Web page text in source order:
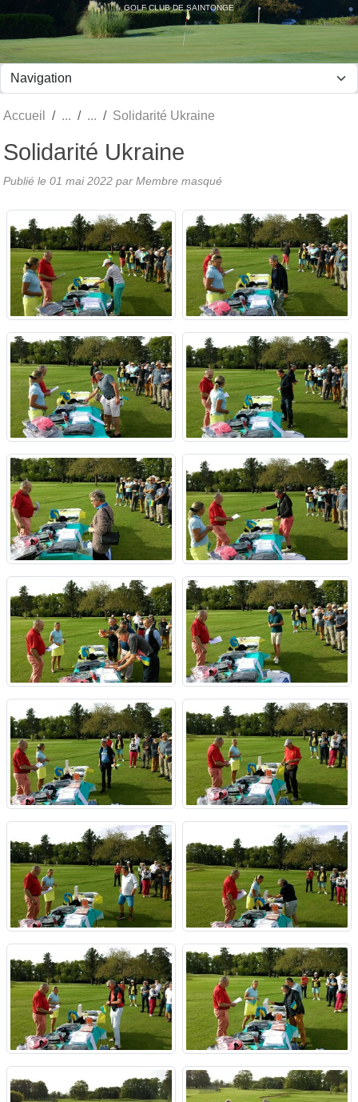
GOLF CLUB DE SAINTONGE
Accueil Solidarité Ukraine
Solidarité Ukraine
Publié le 01 mai 2022 par Membre masqué
Panneau de gestion des cookies